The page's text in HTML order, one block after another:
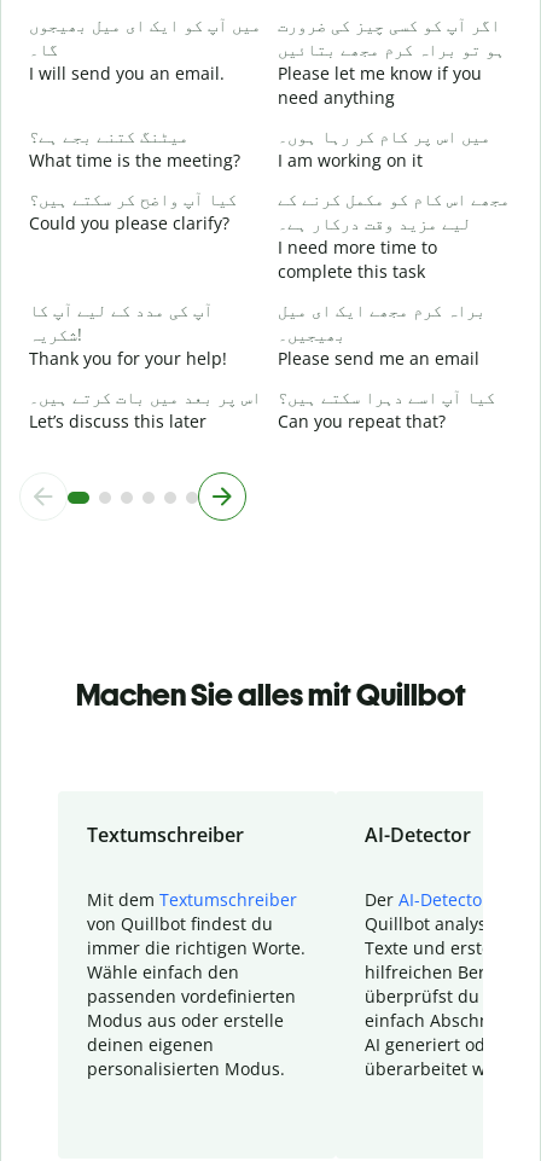
میں آپ کو ایک ای میل بھیجوں
گا۔
I will send you an email.
اگر آپ کو کسی چیز کی ضرورت
ہو تو براہ کرم مجھے بتائیں
Please let me know if you
need anything
میٹنگ کتنے بجے ہے؟
What time is the meeting?
میں اس پر کام کر رہا ہوں۔
I am working on it
کیا آپ واضح کر سکتے ہیں؟
Could you please clarify?
مجھے اس کام کو مکمل کرنے کے
لیے مزید وقت درکار ہے۔
I need more time to
complete this task
آپ کی مدد کے لیے آپ کا
شکریہ!
Thank you for your help!
براہ کرم مجھے ایک ای میل
بھیجیں۔
Please send me an email
اس پر بعد میں بات کرتے ہیں۔
Let’s discuss this later
کیا آپ اسے دہرا سکتے ہیں؟
Can you repeat that?
Machen Sie alles mit Quillbot
Textumschreiber
Mit dem Textumschreiber
von Quillbot findest du
immer die richtigen Worte.
Wähle einfach den
passenden vordefinierten
Modus aus oder erstelle
deinen eigenen
personalisierten Modus.
AI-Detector
Der AI-Detector
Quillbot analysiert
Texte und erstellt
hilfreichen Bericht.
überprüfst du
einfach Abschnitte,
AI generiert oder
überarbeitet wurden.